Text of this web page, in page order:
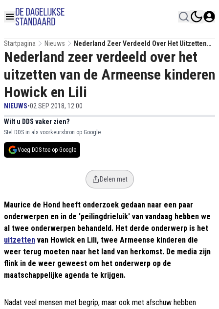
Startpagina Nieuws
Nederland Zeer Verdeeld Over Het Uitzetten
Van De Armeense Kinderen Howick En Lili
Nederland zeer verdeeld over het
uitzetten van de Armeense kinderen
Howick en Lili
NIEUWS•02 SEP 2018, 12:00
Wilt u DDS vaker zien?
Stel DDS in als voorkeursbron op Google.
Voeg DDS toe op Google
Delen met
Maurice de Hond heeft onderzoek gedaan naar een paar
onderwerpen en in de 'peilingdrieluik' van vandaag hebben we
al twee onderwerpen behandeld. Het derde onderwerp is het
uitzetten van Howick en Lili, twee Armeense kinderen die
weer terug moeten naar het land van herkomst. De media zijn
flink in de weer geweest om het onderwerp op de
maatschappelijke agenda te krijgen.
Nadat veel mensen met begrip, maar ook met afschuw hebben